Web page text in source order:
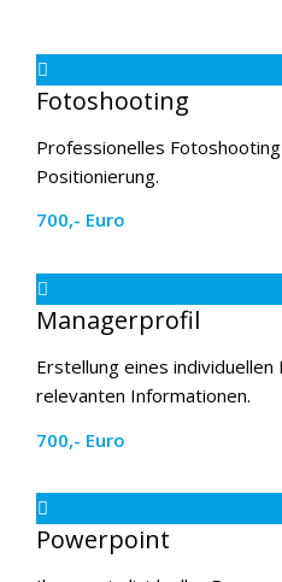
Fotoshooting
Professionelles
Positionierung.
700,- Euro
Managerprofil
Erstellung eines individuellen
relevanten Informationen.
700,- Euro
Powerpoint